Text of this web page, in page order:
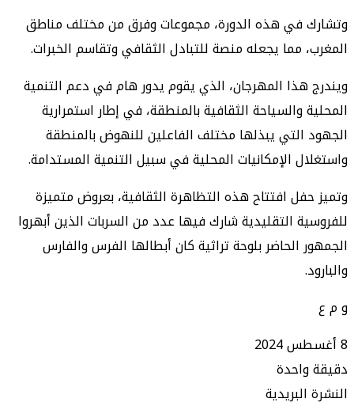
في هذه الدورة، مجموعات وفرق من مختلف مناطق
مما يجعله منصة للتبادل الثقافي وتقاسم الخبرات.
المهرجان، الذي يقوم يدور هام في دعم التنمية
والسياحة الثقافية بالمنطقة، في إطار استمرارية
يبذلها مختلف الفاعلين للنهوض بالمنطقة
الإمكانيات المحلية في سبيل التنمية المستدامة.
افتتاح هذه التظاهرة الثقافية، بعروض متميزة
التقليدية شارك فيها عدد من السربات الذين أبهروا
الحاضر بلوحة تراثية كان أبطالها الفرس والفارس